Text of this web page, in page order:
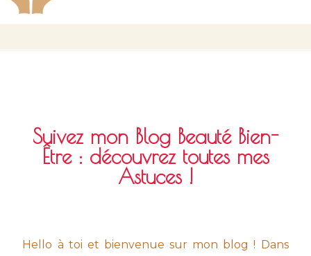
Suivez mon Blog Beauté Bien-
Être : découvrez toutes mes
Astuces !
Hello à toi et bienvenue sur mon blog ! Dans